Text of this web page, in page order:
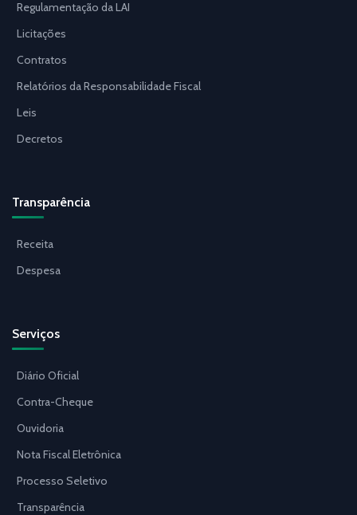
Regulamentação da LAI
Licitações
Contratos
Relatórios da Responsabilidade Fiscal
Leis
Decretos
Transparência
Receita
Despesa
Serviços
Diário Oficial
Contra-Cheque
Ouvidoria
Nota Fiscal Eletrônica
Processo Seletivo
Transparência